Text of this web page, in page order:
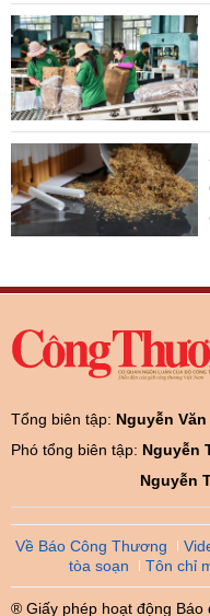
Tổng biên tập: Nguyễn
Phó tổng biên tập: Nguyễn
Nguyễn
Về Báo Công Thương
tòa soạn
Tôn chỉ
® Giấy phép hoạt động Báo